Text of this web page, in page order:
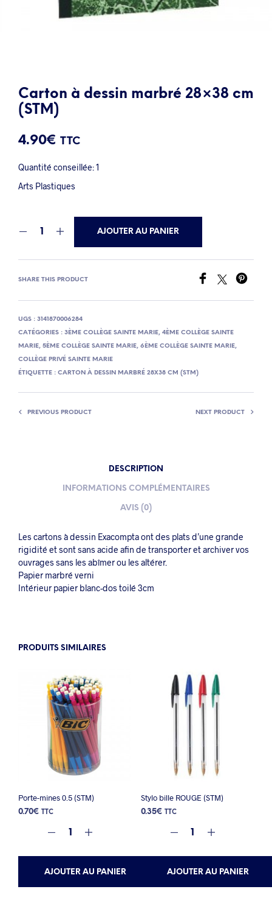
Carton à dessin marbré 28×38 cm
(STM)
4.90€ TTC
Quantité conseillée: 1
Arts Plastiques
AJOUTER AU PANIER
SHARE THIS PRODUCT
UGS : 3141870006284
CATÉGORIES : 3ÈME COLLÈGE SAINTE MARIE, 4ÈME COLLÈGE SAINTE
MARIE, 5ÈME COLLÈGE SAINTE MARIE, 6ÈME COLLÈGE SAINTE MARIE,
COLLÈGE PRIVÉ SAINTE MARIE
ÉTIQUETTE : CARTON À DESSIN MARBRÉ 28X38 CM (STM)
PREVIOUS PRODUCT NEXT PRODUCT
DESCRIPTION
INFORMATIONS COMPLÉMENTAIRES
AVIS (0)
Les cartons à dessin Exacompta ont des plats d’une grande
rigidité et sont sans acide afin de transporter et archiver vos
ouvrages sans les abîmer ou les altérer.
Papier marbré verni
Intérieur papier blanc-dos toilé 3cm
PRODUITS SIMILAIRES
Porte-mines 0.5 (STM)
0.70€ TTC
AJOUTER AU PANIER
Stylo bille ROUGE (STM)
0.35€ TTC
AJOUTER AU PANIER